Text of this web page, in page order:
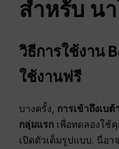
สำหรับ น
วิธีการใช้งาน
ใช้งานฟรี
บางครั้ง, การเข้าถึงเบต้า
กลุ่มแรก เพื่อทดลองใช้
เปิดตัวเต็มรูปแบบ. นี่อา